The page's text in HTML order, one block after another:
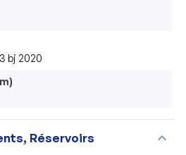
bj 2020
Réservoirs expand_more